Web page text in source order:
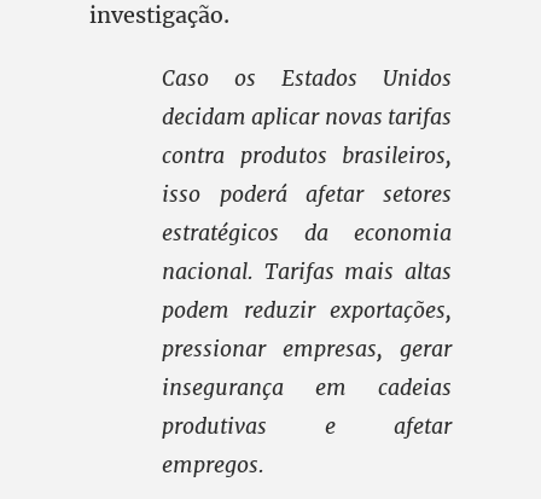
investigação.
Caso os Estados Unidos
decidam aplicar novas tarifas
contra produtos brasileiros,
isso poderá afetar setores
estratégicos da economia
nacional. Tarifas mais altas
podem reduzir exportações,
pressionar empresas, gerar
insegurança em cadeias
produtivas e afetar
empregos.